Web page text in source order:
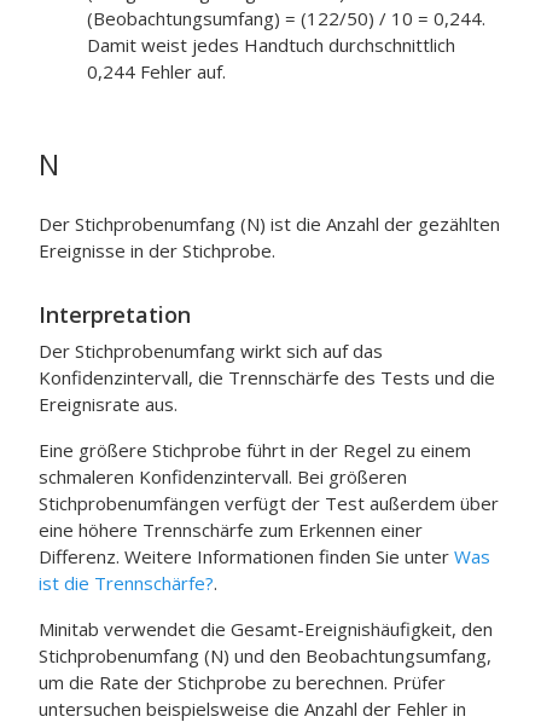
(Beobachtungsumfang) = (122/50) / 10 = 0,244.
Damit weist jedes Handtuch durchschnittlich
0,244 Fehler auf.
N
Der Stichprobenumfang (N) ist die Anzahl der gezählten
Ereignisse in der Stichprobe.
Interpretation
Der Stichprobenumfang wirkt sich auf das
Konfidenzintervall, die Trennschärfe des Tests und die
Ereignisrate aus.
Eine größere Stichprobe führt in der Regel zu einem
schmaleren Konfidenzintervall. Bei größeren
Stichprobenumfängen verfügt der Test außerdem über
eine höhere Trennschärfe zum Erkennen einer
Differenz. Weitere Informationen finden Sie unter Was
ist die Trennschärfe?.
Minitab verwendet die Gesamt-Ereignishäufigkeit, den
Stichprobenumfang (N) und den Beobachtungsumfang,
um die Rate der Stichprobe zu berechnen. Prüfer
untersuchen beispielsweise die Anzahl der Fehler in